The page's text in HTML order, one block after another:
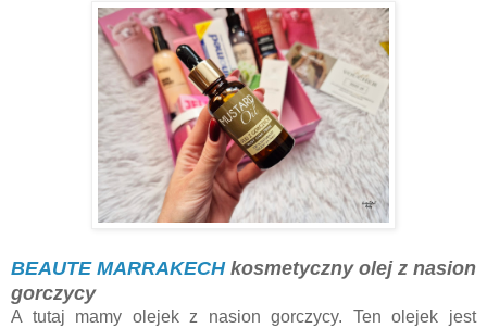
BEAUTE MARRAKECHkosmetyczny olej z nasion
gorczycy
A tutaj mamy olejek z nasion gorczycy. Ten olejek jest